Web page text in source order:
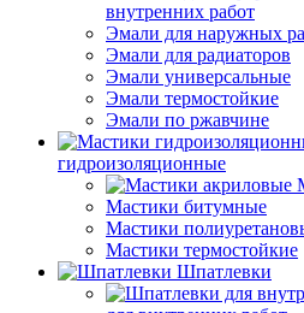
внутренних работ
Эмали для наружных
Эмали для радиаторов
Эмали универсальные
Эмали термостойкие
Эмали по ржавчине
гидроизоляционные
Мастики битумные
Мастики
Мастики термостойкие
Шпатлевки